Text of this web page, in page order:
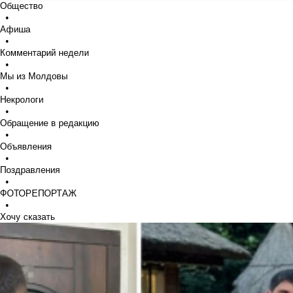
Общество
•
Афиша
•
Комментарий недели
•
Мы из Молдовы
•
Некрологи
•
Обращение в редакцию
•
Объявления
•
Поздравления
•
ФОТОРЕПОРТАЖ
•
Хочу сказать